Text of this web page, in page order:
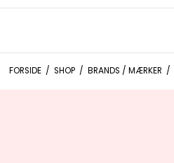
FORSIDE / SHOP / BRANDS / MÆRKER /